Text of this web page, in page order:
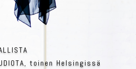
toinen Helsingissä